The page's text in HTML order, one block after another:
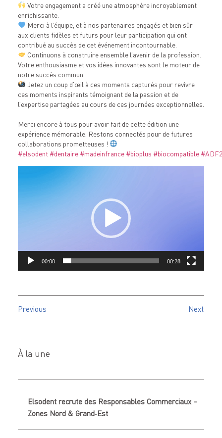
Votre engagement a créé une atmosphère incroyablement
enrichissante.
Merci à l’équipe, et à nos partenaires engagés et bien sûr
aux clients fidèles et futurs pour leur participation qui ont
contribué au succès de cet événement incontournable.
Continuons à construire ensemble l’avenir de la profession.
Votre enthousiasme et vos idées innovantes sont le moteur de
notre succès commun.
Jetez un coup d’œil à ces moments capturés pour revivre
ces moments inspirants témoignant de la passion et de
l’expertise partagées au cours de ces journées exceptionnelles.
Merci encore à tous pour avoir fait de cette édition une
expérience mémorable. Restons connectés pour de futures
collaborations prometteuses !
#elsodent #dentaire #madeinfrance #bioplus #biocompatible
00:00 00:28
Previous Next
À la une
Elsodent recrute des Responsables Commerciaux –
Zones Nord & Grand‑Est